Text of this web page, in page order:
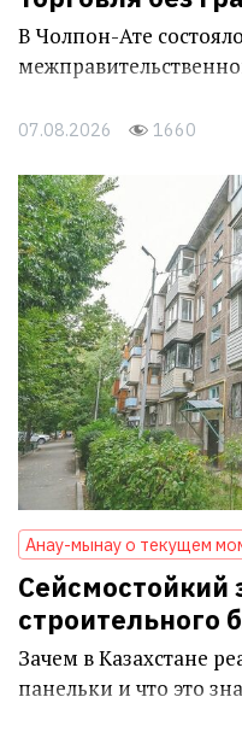
В Чолпон-Ате
07.08.2026 1660
Анау-мынау о текущем
Сейсмостойкий
строительного
Зачем в Казахстане
панельки и что это